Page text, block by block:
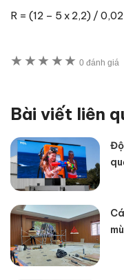
R = (12 – 5 x 2,2) /
★ ★ ★ ★ ★ 0 đánh giá
Bài viết liên